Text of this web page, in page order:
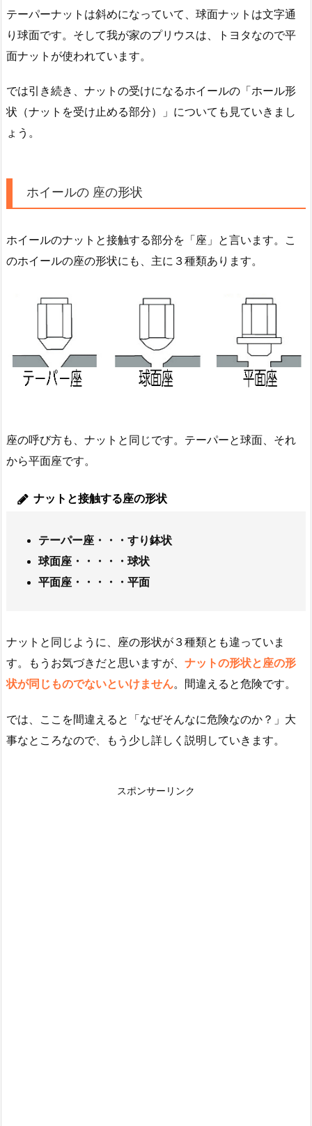
テーパーナットは斜めになっていて、球面ナットは文字通
り球面です。そして我が家のプリウスは、トヨタなので平
面ナットが使われています。
では引き続き、ナットの受けになるホイールの「ホール形
状（ナットを受け止める部分）」についても見ていきまし
ょう。
ホイールの 座の形状
ホイールのナットと接触する部分を「座」と言います。こ
のホイールの座の形状にも、主に３種類あります。
座の呼び方も、ナットと同じです。テーパーと球面、それ
から平面座です。
ナットと接触する座の形状
テーパー座・・・すり鉢状
球面座・・・・・球状
平面座・・・・・平面
ナットと同じように、座の形状が３種類とも違っていま
す。もうお気づきだと思いますが、 ナットの形状と座の形
状が同じものでないといけません。間違えると危険です。
では、ここを間違えると「なぜそんなに危険なのか？」大
事なところなので、もう少し詳しく説明していきます。
スポンサーリンク